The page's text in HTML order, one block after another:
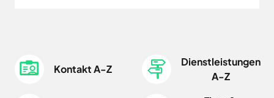
Kontakt A-Z
Dienstleistungen
A-Z